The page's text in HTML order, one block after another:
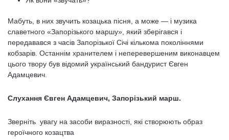
Мабуть, в них звучить козацька пісня, а може — і музика
славетного «Запорізького маршу», який зберігався і
передавався з часів Запорізької Січі кількома поколіннями
кобзарів. Останнім хранителем і неперевершеним виконавцем
цього твору був відомий український бандурист Євген
Адамцевич.
Слухання Євген Адамцевич, Запорізький марш.
Зверніть увагу на засоби виразності, які створюють образ
героїчного козацтва